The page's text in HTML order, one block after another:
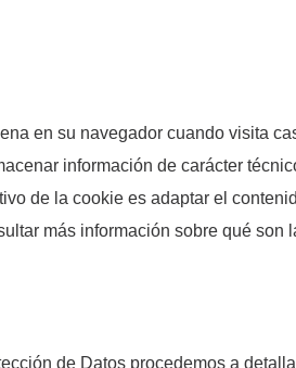
en su navegador cuando visita
información de carácter
de la cookie es adaptar el
más información sobre qué
de Datos procedemos a